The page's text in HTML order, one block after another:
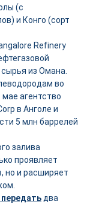
(с
и Конго (сорт
Refinery
из Омана.
во
агентство
в Анголе и
5 млн баррелей
залива
проявляет
но и расширяет
два